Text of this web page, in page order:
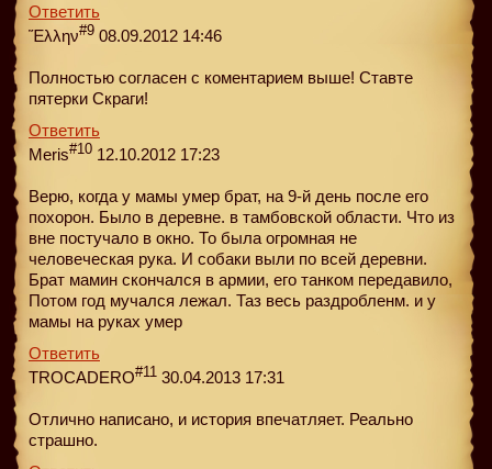
Ответить
Ἕλλην#9 08.09.2012 14:46
Полностью согласен с коментарием выше! Ставте
пятерки Скраги!
Ответить
Meris#10 12.10.2012 17:23
Верю, когда у мамы умер брат, на 9-й день после его
похорон. Было в деревне. в тамбовской области. Что из
вне постучало в окно. То была огромная не
человеческая рука. И собаки выли по всей деревни.
Брат мамин скончался в армии, его танком передавило,
Потом год мучался лежал. Таз весь раздробленм. и у
мамы на руках умер
Ответить
TROCADERO#11 30.04.2013 17:31
Отлично написано, и история впечатляет. Реально
страшно.